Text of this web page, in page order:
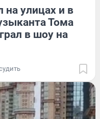
на улицах и в
Тома
в шоу на